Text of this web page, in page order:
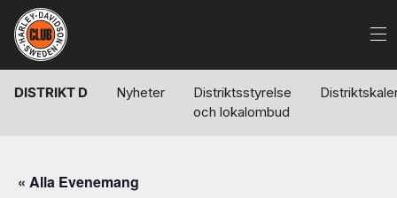
DISTRIKT D Nyheter
Distriktsstyrelse
och lokalombud
« Alla Evenemang